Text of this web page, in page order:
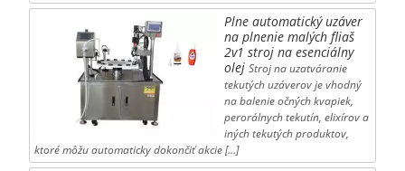
Plne automatický uzáver
na plnenie malých fliaš
2v1 stroj na esenciálny
olej Stroj na uzatváranie
tekutých uzáverov je vhodný
na balenie očných kvapiek,
perorálnych tekutín, elixírov a
iných tekutých produktov,
ktoré môžu automaticky dokončiť akcie […]